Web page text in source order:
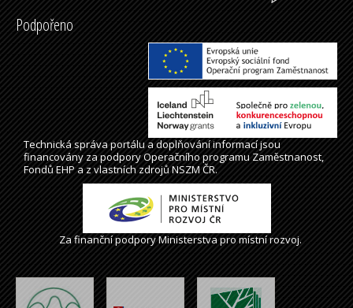
Podpořeno
Technická správaportálua doplňování informací jsou
financovány za podpory Operačního programu Zaměstnanost,
Fondů EHP a z vlastních zdrojů NSZM ČR.
Za finanční podpory Ministerstva pro místní rozvoj.